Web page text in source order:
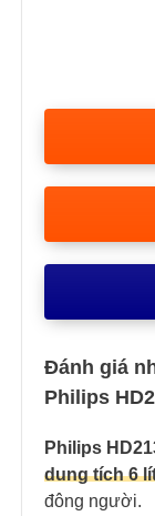
Đánh giá
Philips
Philips
dung tích 6
đông người.